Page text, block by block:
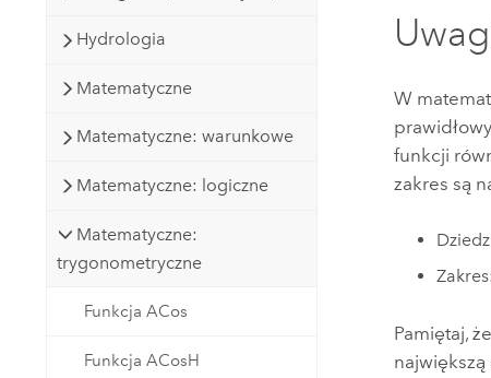
Hydrologia
Matematyczne
Matematyczne: warunkowe
Matematyczne: logiczne
Matematyczne:
trygonometryczne
Funkcja ACos
Funkcja ACosH
W
funkcji
zakres są
Pamiętaj,